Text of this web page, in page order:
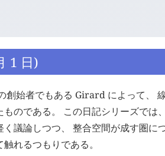
1 日)
創始者でもある Girard によって、
のである。 この日記シリーズでは
議論しつつ、 整合空間が成す圏に
れるつもりである。